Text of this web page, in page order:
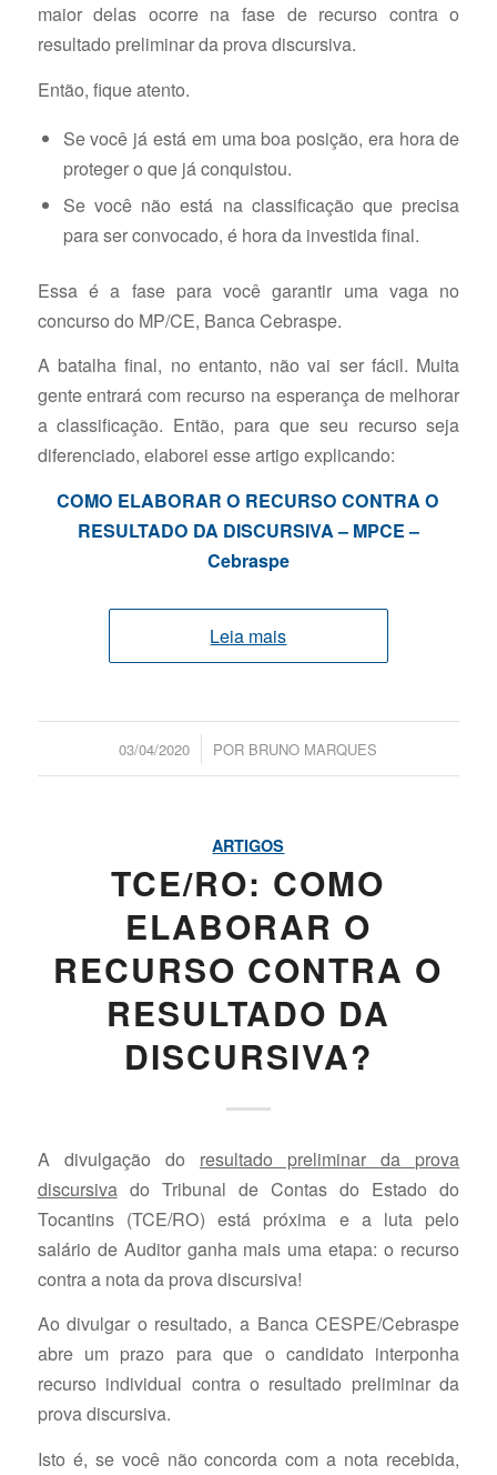
maior delas ocorre na fase de recurso contra o
resultado preliminar da prova discursiva.
Então, fique atento.
Se você já está em uma boa posição, era hora de
proteger o que já conquistou.
Se você não está na classificação que precisa
para ser convocado, é hora da investida final.
Essa é a fase para você garantir uma vaga no
concurso do MP/CE, Banca Cebraspe.
A batalha final, no entanto, não vai ser fácil. Muita
gente entrará com recurso na esperança de melhorar
a classificação. Então, para que seu recurso seja
diferenciado, elaborei esse artigo explicando:
COMO ELABORAR O RECURSO CONTRA O
RESULTADO DA DISCURSIVA – MPCE –
Cebraspe
Leia mais
03/04/2020
/ POR BRUNO MARQUES
ARTIGOS
TCE/RO: COMO
ELABORAR O
RECURSO CONTRA O
RESULTADO DA
DISCURSIVA?
A divulgação do resultado preliminar da prova
discursivado Tribunal de Contas do Estado do
Tocantins (TCE/RO) está próxima e a luta pelo
salário de Auditor ganha mais uma etapa: o recurso
contra a nota da prova discursiva!
Ao divulgar o resultado, a Banca CESPE/Cebraspe
abre um prazo para que o candidato interponha
recurso individual contra o resultado preliminar da
prova discursiva.
Isto é, se você não concorda com a nota recebida,